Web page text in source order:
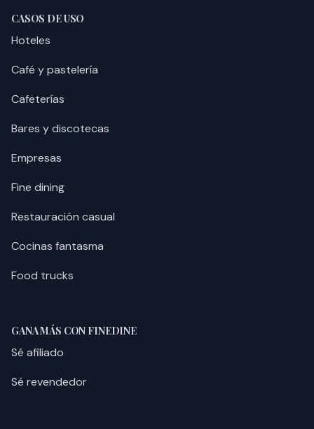
CASOS DE USO
Hoteles
Café y pastelería
Cafeterías
Bares y discotecas
Empresas
Fine dining
Restauración casual
Cocinas fantasma
Food trucks
GANA MÁS CON FINEDINE
Sé afiliado
Sé revendedor